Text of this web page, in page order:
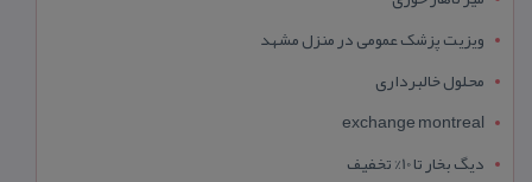
ویزیت پزشک عمومی در منزل مشهد
محلول خالبرداری
exchange montreal
دیگ بخار تا 10% تخفیف